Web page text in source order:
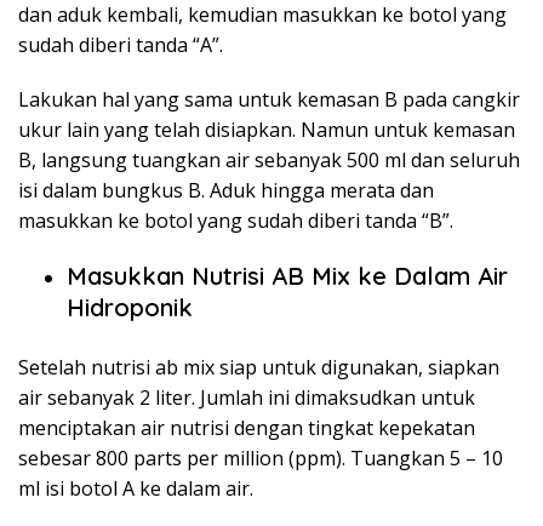
dan aduk kembali, kemudian masukkan ke botol yang
sudah diberi tanda “A”.
Lakukan hal yang sama untuk kemasan B pada cangkir
ukur lain yang telah disiapkan. Namun untuk kemasan
B, langsung tuangkan air sebanyak 500 ml dan seluruh
isi dalam bungkus B. Aduk hingga merata dan
masukkan ke botol yang sudah diberi tanda “B”.
Masukkan Nutrisi AB Mix ke Dalam Air
Hidroponik
Setelah nutrisi ab mix siap untuk digunakan, siapkan
air sebanyak 2 liter. Jumlah ini dimaksudkan untuk
menciptakan air nutrisi dengan tingkat kepekatan
sebesar 800 parts per million (ppm). Tuangkan 5 – 10
ml isi botol A ke dalam air.